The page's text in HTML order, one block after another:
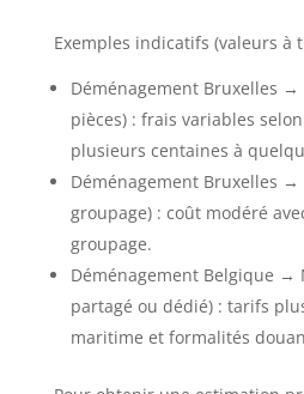
Exemples indicatifs (valeurs à
Déménagement Bruxelles
pièces) : frais variables
plusieurs centaines à
Déménagement Bruxelles →
groupage) : coût modéré
groupage.
Déménagement Belgique →
partagé ou dédié) : tarifs
maritime et formalités